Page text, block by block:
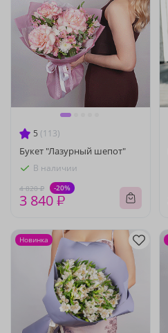
5 (113)
Букет "Лазурный шепот"
В наличии
4 820 ₽ -20%
3 840 ₽
Новинка